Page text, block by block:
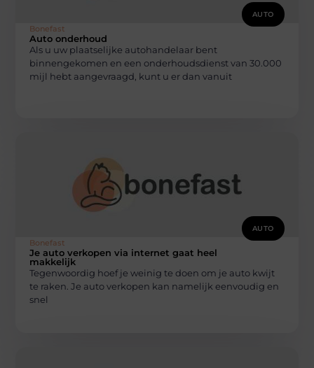
AUTO
Bonefast
Auto onderhoud
Als u uw plaatselijke autohandelaar bent
binnengekomen en een onderhoudsdienst van 30.000
mijl hebt aangevraagd, kunt u er dan vanuit
AUTO
Bonefast
Je auto verkopen via internet gaat heel
makkelijk
Tegenwoordig hoef je weinig te doen om je auto kwijt
te raken. Je auto verkopen kan namelijk eenvoudig en
snel